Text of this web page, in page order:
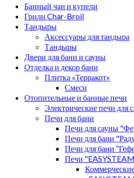
Банный чан и купели
Грили Char-Broil
Тандыры
Аксессуары для тандыра
Тандыры
Двери для бани и сауны
Отделка и декор бани
Плитка «Терракот»
Смеси
Отопительные и банные печи
Электрические печи для
Печи для бани
Печи для сауны
Печи для бани
Печи для бани
Печи